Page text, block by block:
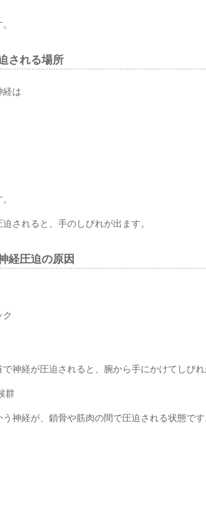
される場所
経は
されると、手のしびれが出ます。
経圧迫の原因
ク
神経が圧迫されると、腕から手にかけてしびれ
群
神経が、鎖骨や筋肉の間で圧迫される状態です